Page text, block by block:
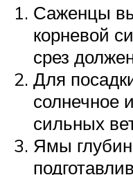
Саженцы
корневой
срез
Для
солнечное
сильных
Ямы